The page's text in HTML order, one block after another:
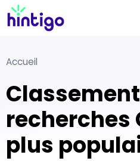
Accueil
Classement 2016 des
recherches
plus